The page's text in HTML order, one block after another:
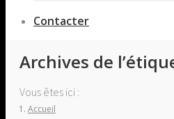
Contacter
Archives de
Vous êtes ici :
Accueil